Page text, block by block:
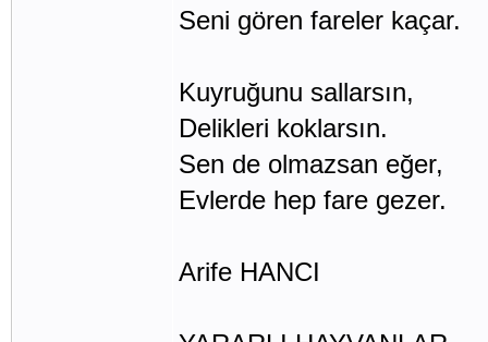
Seni gören fareler kaçar.
Kuyruğunu sallarsın,
Delikleri koklarsın.
Sen de olmazsan eğer,
Evlerde hep fare gezer.
Arife HANCI